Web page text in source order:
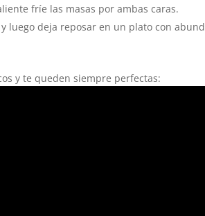
fríe las masas por ambas caras.
luego deja reposar en un plato con
y te queden siempre perfectas: